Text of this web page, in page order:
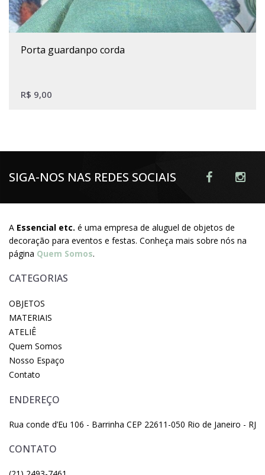
porta guardanpo corda
R$ 9,00
SIGA-NOS NAS REDES SOCIAIS
A Essencial etc. é uma empresa de aluguel de objetos de
decoração para eventos e festas. Conheça mais sobre nós na
página Quem Somos.
CATEGORIAS
OBJETOS
MATERIAIS
ATELIÊ
Quem Somos
Nosso Espaço
Contato
ENDEREÇO
Rua conde d’Eu 106 - Barrinha CEP 22611-050 Rio de Janeiro - RJ
CONTATO